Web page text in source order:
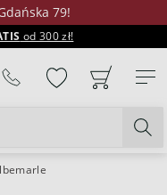
79!
od 300 zł!